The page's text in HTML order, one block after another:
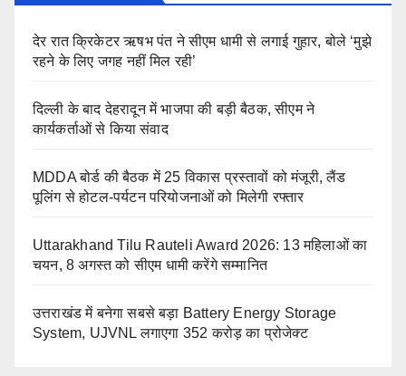
देर रात क्रिकेटर ऋषभ पंत ने सीएम धामी से लगाई गुहार, बोले ‘मुझे
रहने के लिए जगह नहीं मिल रही’
दिल्ली के बाद देहरादून में भाजपा की बड़ी बैठक, सीएम ने
कार्यकर्ताओं से किया संवाद
MDDA बोर्ड की बैठक में 25 विकास प्रस्तावों को मंजूरी, लैंड
पूलिंग से होटल-पर्यटन परियोजनाओं को मिलेगी रफ्तार
Uttarakhand Tilu Rauteli Award 2026: 13 महिलाओं का
चयन, 8 अगस्त को सीएम धामी करेंगे सम्मानित
उत्तराखंड में बनेगा सबसे बड़ा Battery Energy Storage
System, UJVNL लगाएगा 352 करोड़ का प्रोजेक्ट